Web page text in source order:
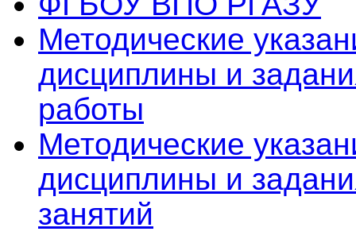
Методические
дисциплины и
работы
Методические
дисциплины и
занятий